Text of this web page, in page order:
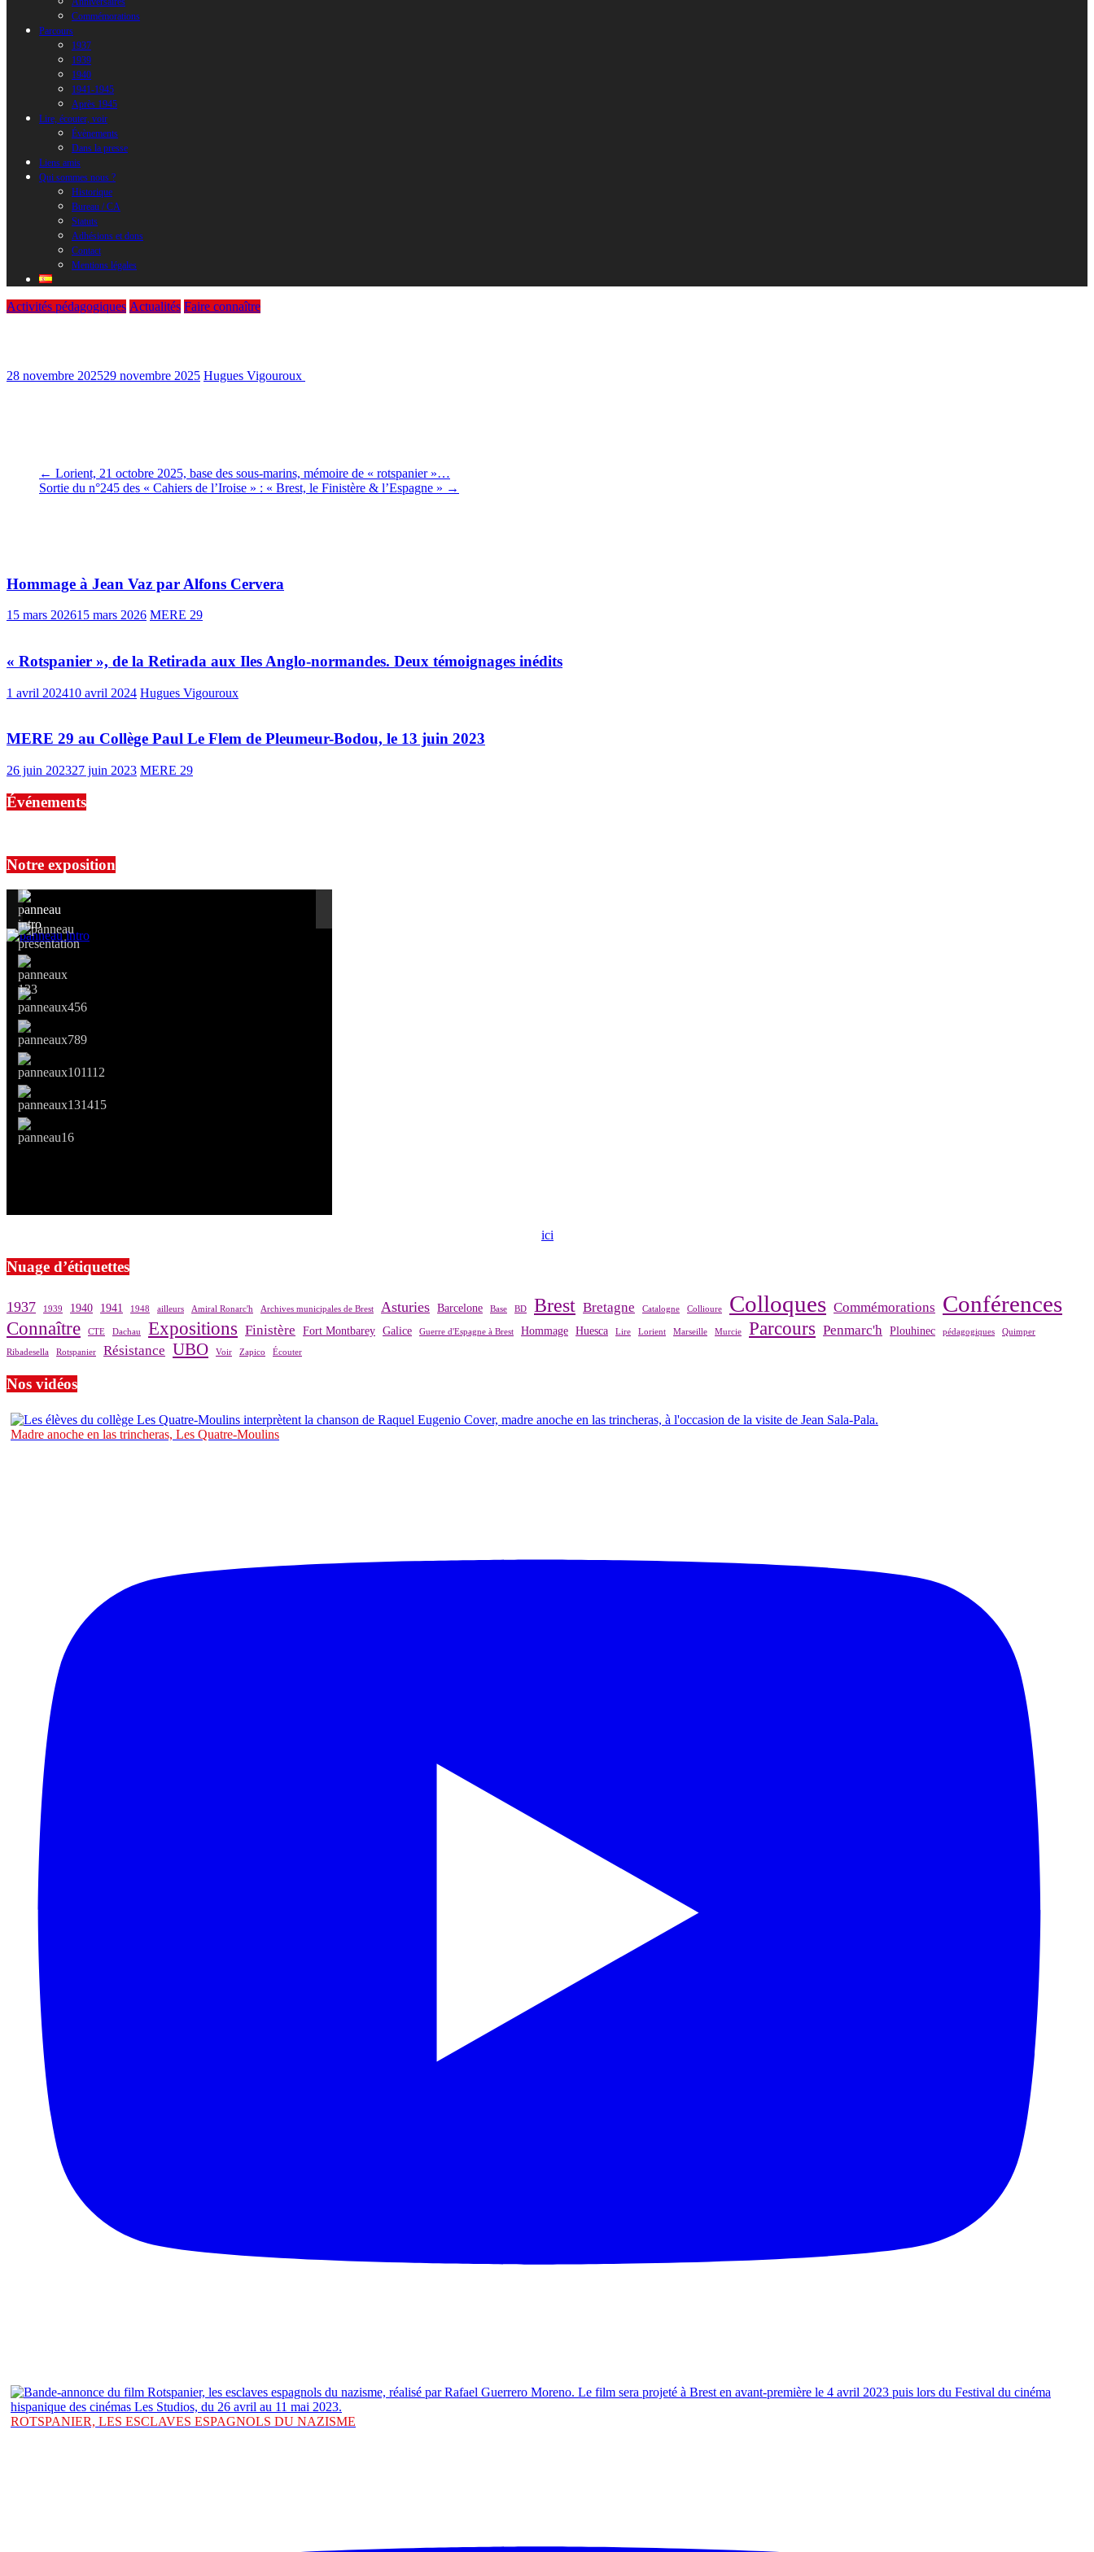
Commémorations
Parcours
1937
1939
1940
1941-1945
Après 1945
Lire, écouter, voir
Évènements
Dans la presse
Liens amis
Qui sommes nous ?
Historique
Bureau / CA
Statuts
Adhésions et dons
Contact
Mentions légales
Activités pédagogiques Actualités Faire connaître
28 novembre 202529 novembre 2025 Hugues Vigouroux
← Lorient, 21 octobre 2025, base des sous-marins, mémoire de « rotspanier »…
Sortie du n°245 des « Cahiers de l’Iroise » : « Brest, le Finistère & l’Espagne » →
Hommage à Jean Vaz par Alfons Cervera
15 mars 202615 mars 2026 MERE 29
« Rotspanier », de la Retirada aux Iles Anglo-normandes. Deux témoignages inédits
1 avril 202410 avril 2024 Hugues Vigouroux
MERE 29 au Collège Paul Le Flem de Pleumeur-Bodou, le 13 juin 2023
26 juin 202327 juin 2023 MERE 29
Événements
Notre exposition
ici
Nuage d’étiquettes
1937 1939 1940 1941 1948 ailleurs Amiral Ronarc'h Archives municipales de Brest Asturies Barcelone Base BD Brest Bretagne Catalogne Collioure Colloques Commémorations Conférences
Connaître CTE Dachau Expositions Finistère Fort Montbarey Galice Guerre d'Espagne à Brest Hommage Huesca Lire Lorient Marseille Murcie Parcours Penmarc'h Plouhinec pédagogiques Quimper
Ribadesella Rotspanier Résistance UBO Voir Zapico Écouter
Nos vidéos
Madre anoche en las trincheras, Les Quatre-Moulins
ROTSPANIER, LES ESCLAVES ESPAGNOLS DU NAZISME